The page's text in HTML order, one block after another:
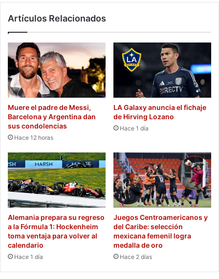
Artículos Relacionados
Muere el padre de Messi,
Barcelona y Argentina dan
sus condolencias
Hace 12 horas
LA Galaxy anuncia el fichaje
de Hirving Lozano
Hace 1 día
Alemania prepara su regreso
a la Fórmula 1: Hockenheim
toma ventaja para volver al
calendario
Hace 1 día
Juegos Centroamericanos y
del Caribe: selección
mexicana femenil logra
medalla de oro
Hace 2 días